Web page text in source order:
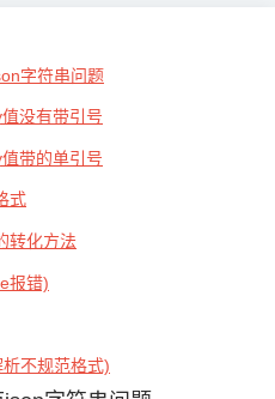
字符串问题
没有带引号
带的单引号
式
转化方法
报错)
不规范格式)